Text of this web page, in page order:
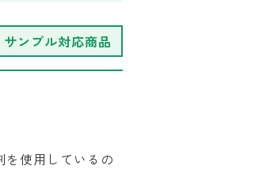
サンプル対応商品
を使用しているの